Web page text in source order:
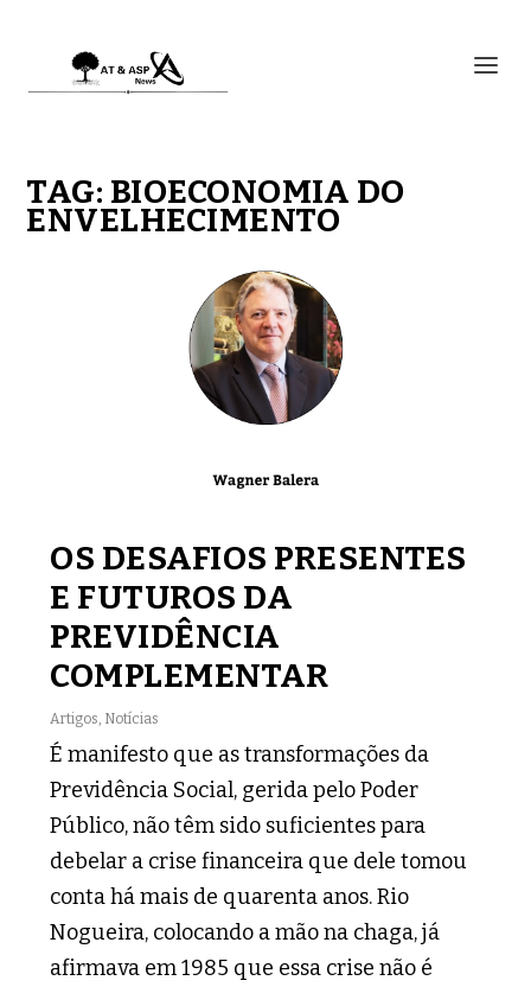
TAG: BIOECONOMIA DO
ENVELHECIMENTO
OS DESAFIOS PRESENTES
E FUTUROS DA
PREVIDÊNCIA
COMPLEMENTAR
Artigos Notícias
É manifesto que as transformações da
Previdência Social, gerida pelo Poder
Público, não têm sido suficientes para
debelar a crise financeira que dele tomou
conta há mais de quarenta anos. Rio
Nogueira, colocando a mão na chaga, já
afirmava em 1985 que essa crise não é